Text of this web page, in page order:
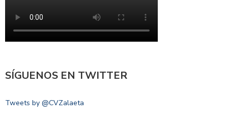
SÍGUENOS EN TWITTER
Tweets by @CVZalaeta